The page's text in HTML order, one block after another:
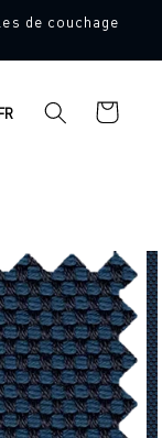
de couchage
Panier
d'achat
tissu gratuits